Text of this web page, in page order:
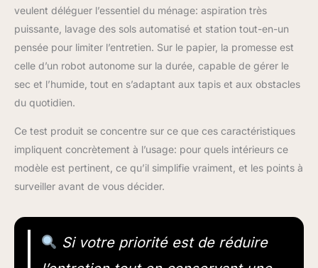
veulent déléguer l’essentiel du ménage: aspiration très
puissante, lavage des sols automatisé et station tout-en-un
pensée pour limiter l’entretien. Sur le papier, la promesse est
celle d’un robot autonome sur la durée, capable de gérer le
sec et l’humide, tout en s’adaptant aux tapis et aux obstacles
du quotidien.
Ce test produit se concentre sur ce que ces caractéristiques
impliquent concrètement à l’usage: pour quels intérieurs ce
modèle est pertinent, ce qu’il simplifie vraiment, et les points à
surveiller avant de vous décider.
Si votre priorité est de réduire